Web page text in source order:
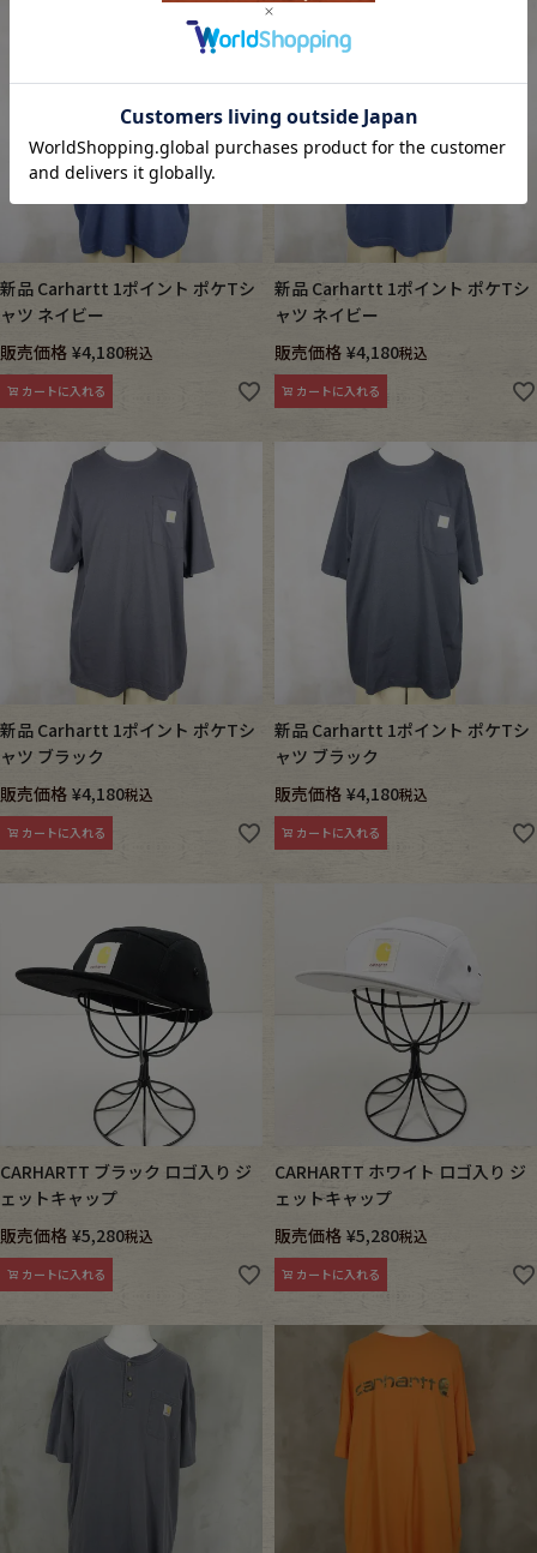
新品 Carhartt 1ポイント ポケTシ
ャツ ネイビー
販売価格 ¥4,180税込
カートに入れる
新品 Carhartt 1ポイント ポケTシ
ャツ ネイビー
販売価格 ¥4,180税込
カートに入れる
新品 Carhartt 1ポイント ポケTシ
ャツ ブラック
販売価格 ¥4,180税込
カートに入れる
新品 Carhartt 1ポイント ポケTシ
ャツ ブラック
販売価格 ¥4,180税込
カートに入れる
CARHARTT ブラック ロゴ入り ジ
ェットキャップ
販売価格 ¥5,280税込
カートに入れる
CARHARTT ホワイト ロゴ入り ジ
ェットキャップ
販売価格 ¥5,280税込
カートに入れる